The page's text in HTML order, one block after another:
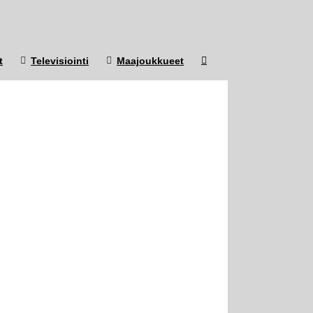
Televisiointi Maajoukkueet